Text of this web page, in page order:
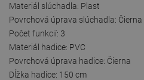
Materiál slúchadla: Plast
Povrchová úprava slúchadla: Čierna
Počet funkcií: 3
Materiál hadice: PVC
Povrchová úprava hadice: Čierna
Dĺžka hadice: 150 cm